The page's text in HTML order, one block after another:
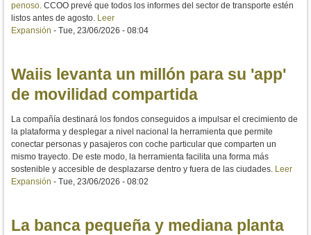
penoso. CCOO prevé que todos los informes del sector de transporte estén
listos antes de agosto. Leer
Expansión - Tue, 23/06/2026 - 08:04
Waiis levanta un millón para su 'app'
de movilidad compartida
La compañía destinará los fondos conseguidos a impulsar el crecimiento de
la plataforma y desplegar a nivel nacional la herramienta que permite
conectar personas y pasajeros con coche particular que comparten un
mismo trayecto. De este modo, la herramienta facilita una forma más
sostenible y accesible de desplazarse dentro y fuera de las ciudades. Leer
Expansión - Tue, 23/06/2026 - 08:02
La banca pequeña y mediana planta